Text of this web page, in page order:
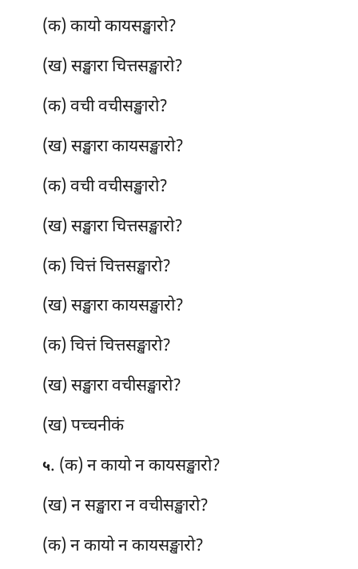
(क) कायोकायसङ्खारो?
(ख) सङ्खारा चित्तसङ्खारो?
(क) वची वचीसङ्खारो?
(ख) सङ्खारा कायसङ्खारो?
(क) वची वचीसङ्खारो?
(ख) सङ्खारा चित्तसङ्खारो?
(क) चित्तं चित्तसङ्खारो?
(ख) सङ्खारा कायसङ्खारो?
(क) चित्तं चित्तसङ्खारो?
(ख) सङ्खारा वचीसङ्खारो?
(ख) पच्चनीकं
५. (क) न कायो न कायसङ्खारो?
(ख) न सङ्खारा न वचीसङ्खारो?
(क) न कायो न कायसङ्खारो?